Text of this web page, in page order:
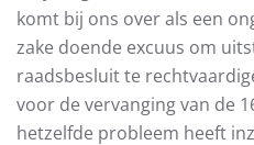
komt bij ons over als een
zake doende excuus om
raadsbesluit te
voor de vervanging van de
hetzelfde probleem heeft